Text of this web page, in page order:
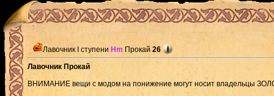
Лавочник I ступени Hm Прокай 26
Лавочник Прокай
ВНИМАНИЕ вещи с модом на понижение могут носит владельцы